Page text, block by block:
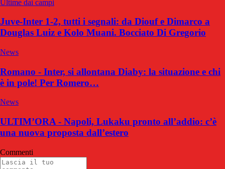
Ultime dai campi
Juve-Inter 1-2, tutti i segnali: da Diouf e Dimarco a
Douglas Luiz e Kolo Muani. Bocciato Di Gregorio
News
Romano - Inter, si allontana Diaby: la situazione e chi
è in pole! Per Romero…
News
ULTIM’ORA - Napoli, Lukaku pronto all’addio: c’è
una nuova proposta dall’estero
Commenti